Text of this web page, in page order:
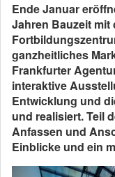
Ende Januar
Jahren Bauzeit mit
ganzheitliches
Frankfurter
interaktive
Entwicklung und
und realisiert. Teil
Anfassen und
Einblicke und ein